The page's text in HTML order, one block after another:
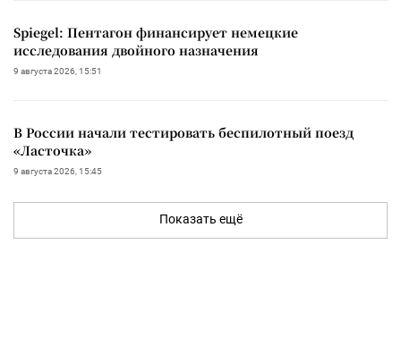
Spiegel: Пентагон финансирует немецкие
исследования двойного назначения
9 августа 2026, 15:51
В России начали тестировать беспилотный поезд
«Ласточка»
9 августа 2026, 15:45
Показать ещё